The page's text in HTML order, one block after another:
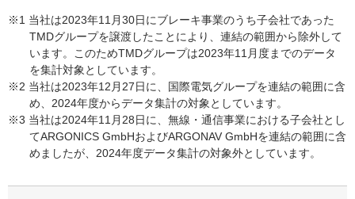
※1 当社は2023年11月30日にブレーキ事業のうち子会社であった
TMDグループを譲渡したことにより、連結の範囲から除外して
います。このためTMDグループは2023年11月度までのデータ
を集計対象としています。
※2 当社は2023年12月27日に、国際電気グループを連結の範囲に含
め、2024年度からデータ集計の対象としています。
※3 当社は2024年11月28日に、無線・通信事業における子会社とし
てARGONICS GmbHおよびARGONAV GmbHを連結の範囲に含
めましたが、2024年度データ集計の対象外としています。